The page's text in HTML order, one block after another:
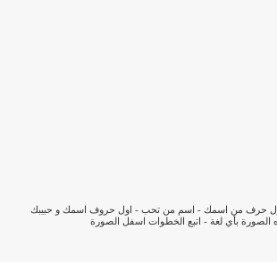
حرف من اسمك - اسم من تحب - اول حروف اسمك و حبيبك
الصورة بأي لغة - اتبع الخطوات اسفل الصورة